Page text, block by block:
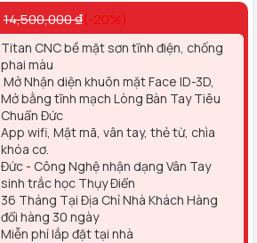
14,500,000 ₫(-20%)
Titan CNC bề mặt sơn tĩnh điện, chống
phai màu
Mở Nhận diện khuôn mặt Face ID-3D,
Mở bằng tĩnh mạch Lòng Bàn Tay Tiêu
Chuẩn Đức
App wifi, Mật mã, vân tay, thẻ từ, chìa
khóa cơ.
Đức - Công Nghệ nhận dạng Vân Tay
sinh trắc học Thụy Điển
36 Tháng Tại Địa Chỉ Nhà Khách Hàng
đổi hàng 30 ngày
Miễn phí lắp đặt tại nhà